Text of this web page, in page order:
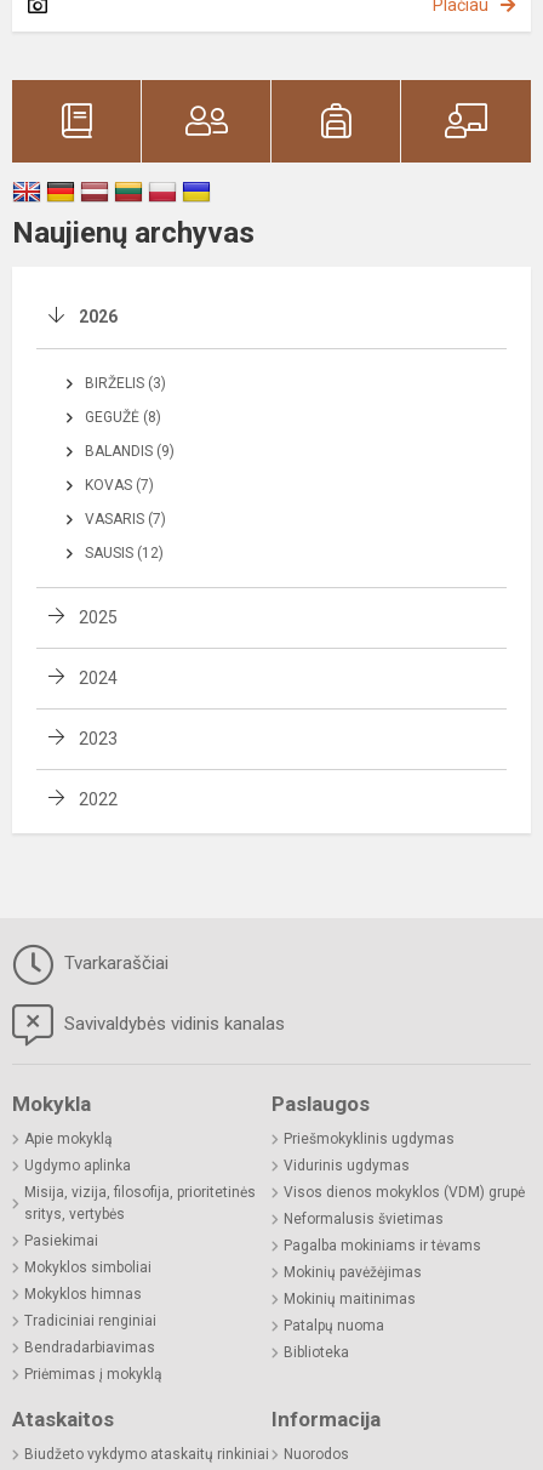
Plačiau
Naujienų archyvas
2026
BIRŽELIS (3)
GEGUŽĖ (8)
BALANDIS (9)
KOVAS (7)
VASARIS (7)
SAUSIS (12)
2025
2024
2023
2022
Tvarkaraščiai
Savivaldybės vidinis kanalas
Mokykla
Apie mokyklą
Ugdymo aplinka
Misija, vizija, filosofija, prioritetinės
sritys, vertybės
Pasiekimai
Mokyklos simboliai
Mokyklos himnas
Tradiciniai renginiai
Bendradarbiavimas
Priėmimas į mokyklą
Paslaugos
Priešmokyklinis ugdymas
Vidurinis ugdymas
Visos dienos mokyklos (VDM) grupė
Neformalusis švietimas
Pagalba mokiniams ir tėvams
Mokinių pavėžėjimas
Mokinių maitinimas
Patalpų nuoma
Biblioteka
Ataskaitos
Biudžeto vykdymo ataskaitų rinkiniai
Informacija
Nuorodos